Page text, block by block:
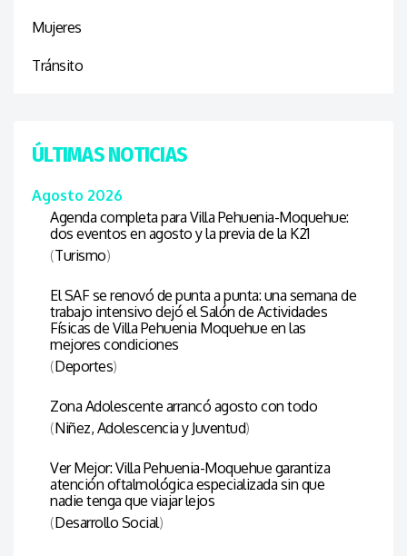
Mujeres
Tránsito
ÚLTIMAS NOTICIAS
Agosto 2026
Agenda completa para Villa Pehuenia-Moquehue:
dos eventos en agosto y la previa de la K21
(Turismo)
El SAF se renovó de punta a punta: una semana de
trabajo intensivo dejó el Salón de Actividades
Físicas de Villa Pehuenia Moquehue en las
mejores condiciones
(Deportes)
Zona Adolescente arrancó agosto con todo
(Niñez, Adolescencia y Juventud)
Ver Mejor: Villa Pehuenia-Moquehue garantiza
atención oftalmológica especializada sin que
nadie tenga que viajar lejos
(Desarrollo Social)